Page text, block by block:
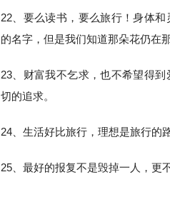
22、要么读书，要么旅行！身体
的名字，但是我们知道那朵花仍在
23、财富我不乞求，也不希望得
切的追求。
24、生活好比旅行，理想是旅行的
25、最好的报复不是毁掉一人，更